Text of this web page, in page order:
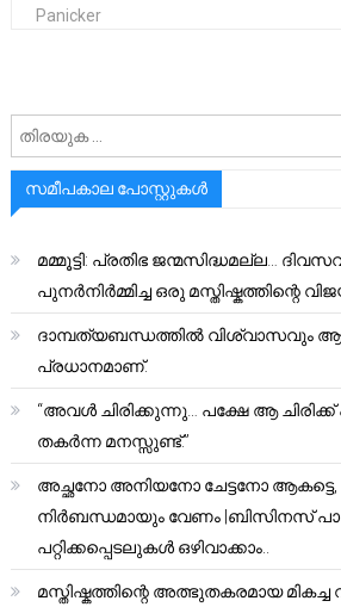
Panicker
സമീപകാല പോസ്റ്റുകൾ
മമ്മൂട്ടി: പ്രതിഭ ജന്മസിദ്ധമല്ല…
പുനർനിർമ്മിച്ച ഒരു മസ്തിഷ്കത്തിന്റെ
ദാമ്പത്യബന്ധത്തിൽ വിശ്വാസവും
പ്രധാനമാണ്.
“അവൾ ചിരിക്കുന്നു… പക്ഷേ ആ ചിരിക്ക്
തകർന്ന മനസ്സുണ്ട്.”
അച്ഛനോ അനിയനോ ചേട്ടനോ ആകട്ടെ,
നിർബന്ധമായും വേണം |ബിസിനസ്
പറ്റിക്കപ്പെടലുകൾ ഒഴിവാക്കാം..
മസ്തിഷ്കത്തിന്റെ അത്ഭുതകരമായ